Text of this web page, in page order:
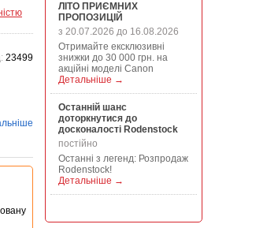
23499
ЛІТО ПРИЄМНИХ
ПРОПОЗИЦІЙ
з 20.07.2026 до 16.08.2026
Отримайте ексклюзивні
знижки до 30 000 грн. на
акційні моделі Canon
Детальніше →
Останній шанс
доторкнутися до
досконалості Rodenstock
постійно
Останні з легенд: Розпродаж
Rodenstock!
Детальніше →
Manfrotto, National